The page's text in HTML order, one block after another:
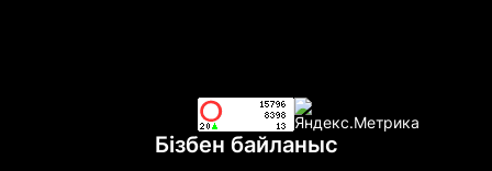
Бізбен байланыс